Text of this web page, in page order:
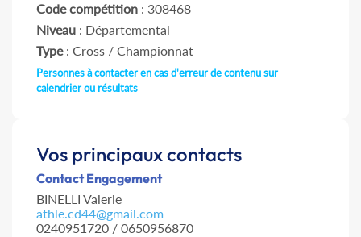
Code compétition : 308468
Niveau : Départemental
Type: Cross / Championnat
Personnes à contacter en cas d'erreur de contenu sur
calendrier ou résultats
Vos principaux contacts
Contact Engagement
BINELLI Valerie
athle.cd44@gmail.com
0240951720 / 0650956870